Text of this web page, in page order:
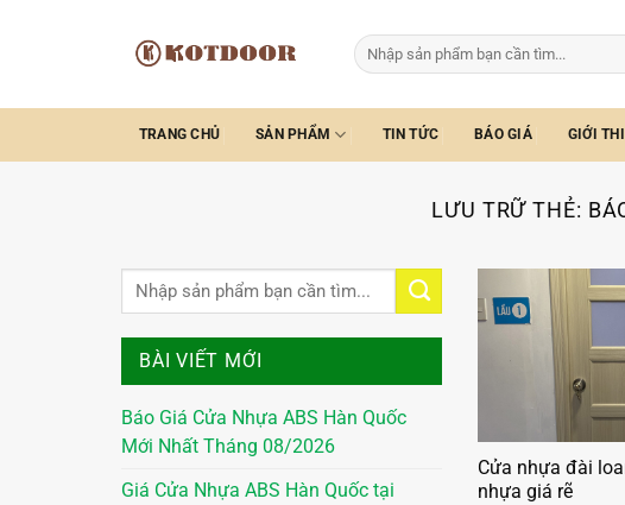
Tìm
kiếm:
TRANG CHỦ SẢN PHẨM TIN TỨC BÁO GIÁ GIỚI
LƯU TRỮ THẺ:
BÀI VIẾT MỚI
Báo Giá Cửa Nhựa ABS Hàn Quốc
Mới Nhất Tháng 08/2026
Giá Cửa Nhựa ABS Hàn Quốc tại
Cửa nhựa đài
nhựa giá rẽ